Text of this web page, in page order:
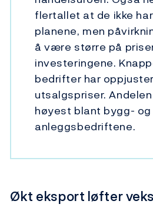
flertallet at de ikke
planene, men
å være større på
investeringene.
bedrifter har
utsalgspriser.
høyest blant bygg- og
anleggsbedriftene.
Økt eksport løfter